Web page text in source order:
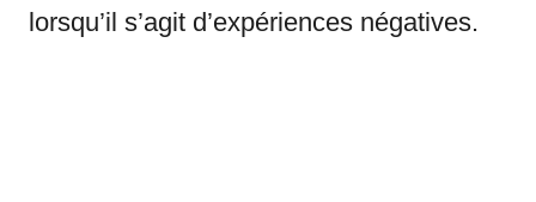
lorsqu’il s’agit d’expériences négatives.